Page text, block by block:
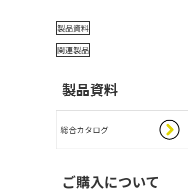
製品資料
関連製品
製品資料
総合カタログ
ご購入について